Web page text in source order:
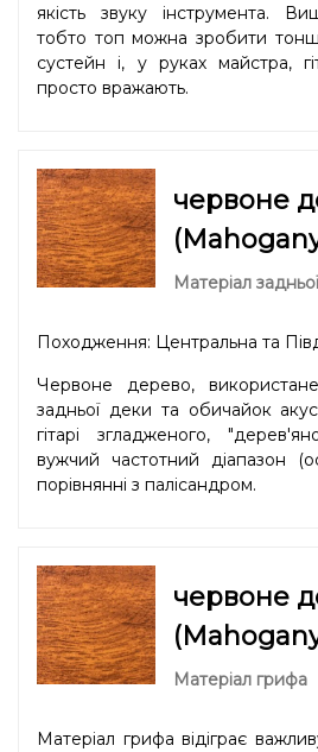
якість звуку інструмента.
тобто топ можна зробити
сустейн і, у руках майстра,
просто вражають.
червоне
Матеріал
Походження: Центральна та
Червоне дерево,
задньої деки та обичайок
гітарі згладженого,
вужчий частотний діапазон
порівнянні з палісандром.
червоне
Матеріал грифа
Матеріал грифа відіграє